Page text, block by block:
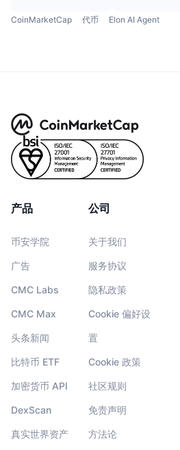
CoinMarketCap 代币 Elon AI Agent
产品
币安学院
广告
CMC Labs
CMC Max
头条新闻
比特币 ETF
加密货币 API
DexScan
真实世界资产
公司
关于我们
服务协议
隐私政策
Cookie 偏好设
置
Cookie 政策
社区规则
免责声明
方法论